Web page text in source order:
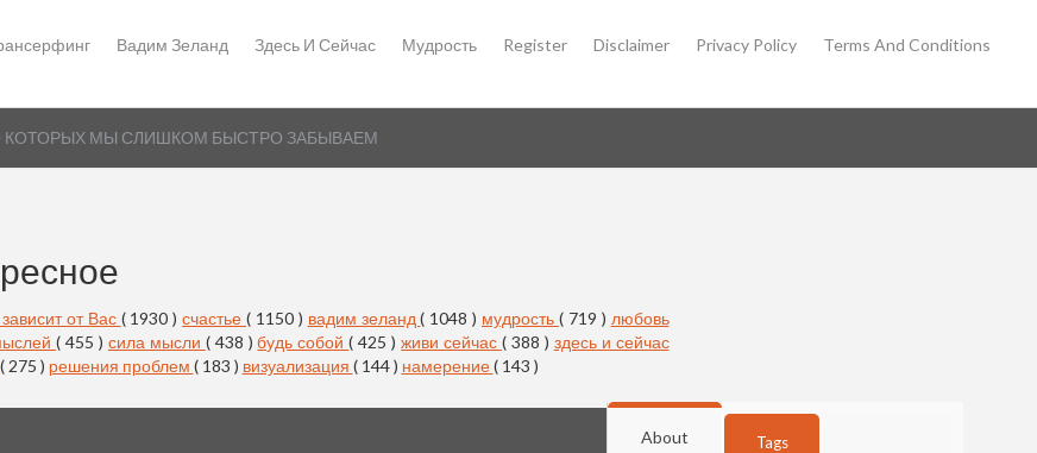
Вадим Зеланд Здесь И Сейчас Мудрость Register Disclaimer Privacy Policy Terms And Conditions
КОТОРЫХ МЫ СЛИШКОМ БЫСТРО ЗАБЫВАЕМ
от Вас ( 1930 )счастье ( 1150 ) вадим зеланд( 1048 ) мудрость ( 719 ) любовь
( 455 ) сила мысли ( 438 )будь собой( 425 )живи сейчас ( 388 ) здесь и сейчас
( 275 ) решения проблем ( 183 ) визуализация ( 144 ) намерение( 143 )
About Tags